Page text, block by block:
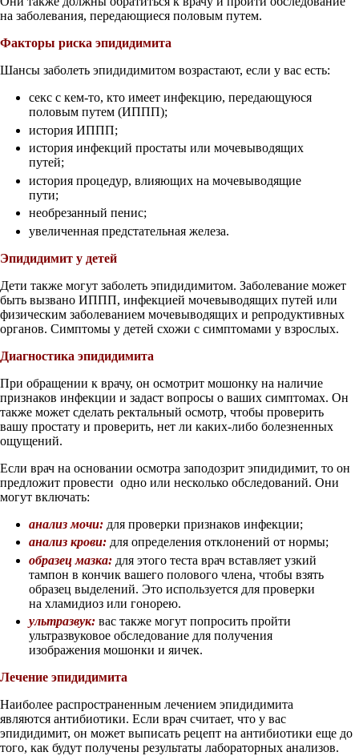
на заболевания, передающиеся половым путем.
Факторы риска эпидидимита
Шансы заболеть эпидидимитом возрастают, если у вас есть:
секс с кем-то, кто имеет инфекцию, передающуюся
половым путем (ИППП);
история ИППП;
история инфекций простаты или мочевыводящих
путей;
история процедур, влияющих на мочевыводящие
пути;
необрезанный пенис;
увеличенная предстательная железа.
Эпидидимит у детей
Дети также могут заболеть эпидидимитом. Заболевание может
быть вызвано ИППП, инфекцией мочевыводящих путей или
физическим заболеванием мочевыводящих и репродуктивных
органов. Симптомы у детей схожи с симптомами у взрослых.
Диагностика эпидидимита
При обращении к врачу, он осмотрит мошонку на наличие
признаков инфекции и задаст вопросы о ваших симптомах. Он
также может сделать ректальный осмотр, чтобы проверить
вашу простату и проверить, нет ли каких-либо болезненных
ощущений.
Если врач на основании осмотра заподозрит эпидидимит, то он
предложит провести одно или несколько обследований. Они
могут включать:
анализ мочи: для проверки признаков инфекции;
анализ крови: для определения отклонений от нормы;
образецмазка:для этого теста врач вставляет узкий
тампон в кончик вашего полового члена, чтобы взять
образец выделений. Это используется для проверки
на хламидиоз или гонорею.
ультразвук: вас также могут попросить пройти
ультразвуковое обследование для получения
изображения мошонки и яичек.
Лечение эпидидимита
Наиболее распространенным лечением эпидидимита
являются антибиотики. Если врач считает, что у вас
эпидидимит, он может выписать рецепт на антибиотики еще до
того, как будут получены результаты лабораторных анализов.